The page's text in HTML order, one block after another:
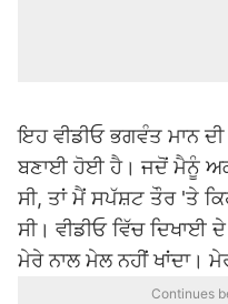
ਇਹ ਵੀਡੀਓਭਗਵੰਤ ਮਾਨਦੀ
ਬਣਾਈ ਹੋਈ ਹੈ। ਜਦੋਂ ਮੈਨੂੰ
ਸੀ, ਤਾਂ ਮੈਂ ਸਪੱਸ਼ਟ ਤੌਰ 'ਤੇ
ਸੀ। ਵੀਡੀਓ ਵਿੱਚ ਦਿਖਾਈ
ਮੇਰੇ ਨਾਲ ਮੇਲ ਨਹੀਂ ਖਾਂਦਾ।
Continues